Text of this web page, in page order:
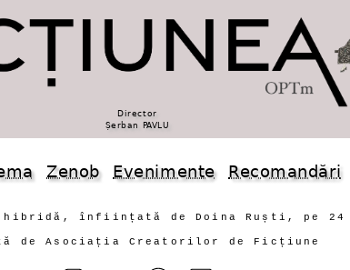
Director
Șerban PAVLU
Zenob Evenimente Recomandări
înființată de Doina Ruști, pe 24
de Asociația Creatorilor de Ficțiune